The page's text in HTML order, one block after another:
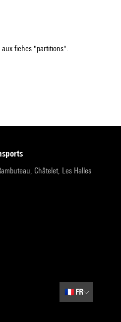
aux fiches "partitions".
Châtelet, Les Halles
🇫🇷 FR